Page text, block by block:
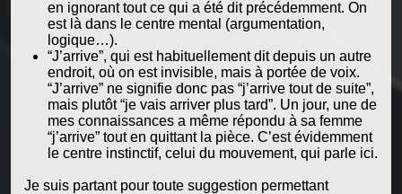
en ignorant tout ce qui a été dit précédemment. On
est là dans le centre mental (argumentation,
logique…).
“J’arrive”, qui est habituellement dit depuis un autre
endroit, où on est invisible, mais à portée de voix.
“J’arrive” ne signifie donc pas “j’arrive tout de suite”,
mais plutôt “je vais arriver plus tard”. Un jour, une de
mes connaissances a même répondu à sa femme
“j’arrive” tout en quittant la pièce. C’est évidemment
le centre instinctif, celui du mouvement, qui parle ici.
Je suis partant pour toute suggestion permettant